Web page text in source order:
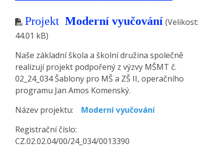
Projekt Moderní vyučování (Velikost:
44.01 kB)
Naše základní škola a školní družina společně
realizují projekt podpořený z výzvy MŠMT č.
02_24_034 Šablony pro MŠ a ZŠ II, operačního
programu Jan Amos Komenský.
Název projektu:
Moderní vyučování
Registrační číslo:
CZ.02.02.04/00/24_034/0013390